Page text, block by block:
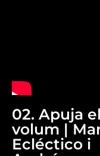
02. Apuja el
volum |
Ecléctico i